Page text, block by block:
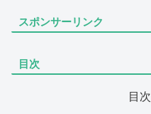
スポンサーリンク
目次
目次